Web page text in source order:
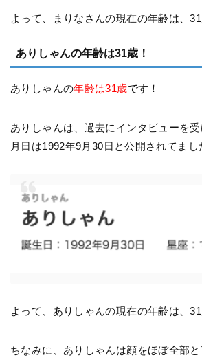
よって、まりなさんの現在の年齢は、
ありしゃんの年齢は31歳！
ありしゃんの年齢は31歳です！
ありしゃんは、過去にインタビューを
月日は1992年9月30日と公開されてまし
よって、ありしゃんの現在の年齢は、
ちなみに、ありしゃんは顔をほぼ全部